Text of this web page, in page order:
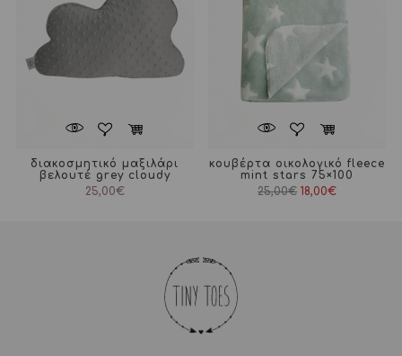
διακοσμητικό μαξιλάρι
βελουτέ grey cloudy
25,00€
κουβέρτα οικολογικό fleece
mint stars 75×100
25,00€ Original
18,00€Η